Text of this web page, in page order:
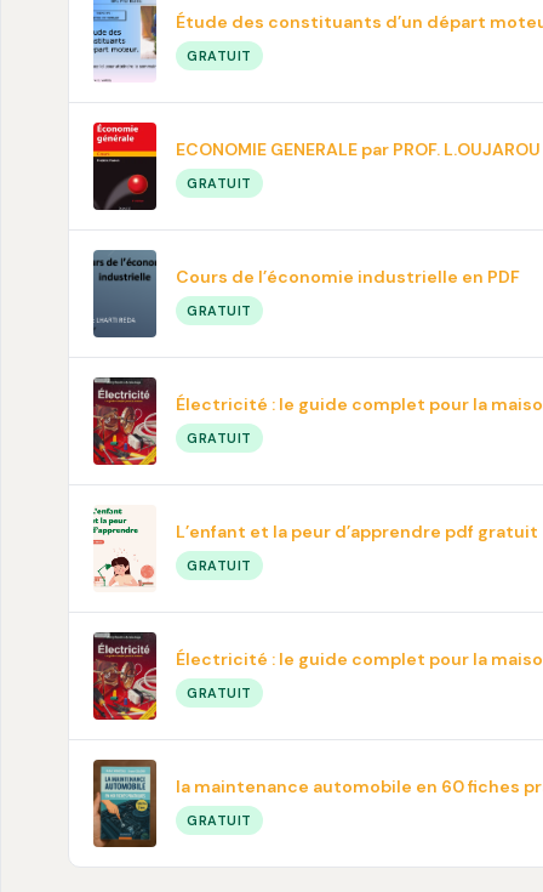
Étude des constituants d’un départ
GRATUIT
ECONOMIE GENERALE par PROF. L.OUJAROU
GRATUIT
Cours de l’économie industrielle en PDF
GRATUIT
Électricité : le guide complet pour la
GRATUIT
L’enfant et la peur d’apprendre pdf gratuit
GRATUIT
Électricité : le guide complet pour la
GRATUIT
la maintenance automobile en 60 fiches
GRATUIT